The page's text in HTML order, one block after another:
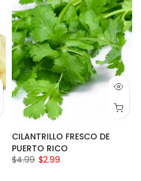
CILANTRILLO FRESCO DE
PUERTO RICO
$4.99 $2.99